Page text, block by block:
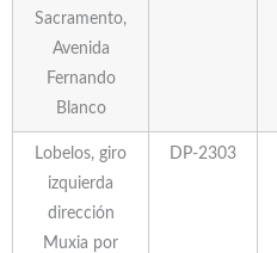
Sacramento,
Avenida
Fernando
Blanco
Lobelos, giro
izquierda
dirección
Muxia por
DP-2303